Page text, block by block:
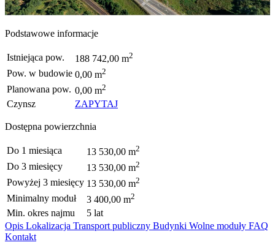
Podstawowe informacje
Istniejąca pow. 188 742,00 m2
Pow. w budowie 0,00 m2
Planowana pow. 0,00 m2
Czynsz ZAPYTAJ
Dostępna powierzchnia
Do 1 miesiąca 13 530,00 m2
Do 3 miesięcy 13 530,00 m2
Powyżej 3 miesięcy 13 530,00 m2
Minimalny moduł 3 400,00 m2
Min. okres najmu
5 lat
Opis Lokalizacja Transport publiczny Budynki Wolne moduły FAQ
Kontakt